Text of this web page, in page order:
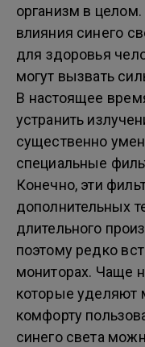
организм в
влияния синего
для здоровья
могут вызвать
В настоящее
устранить
существенно
специальные
Конечно, эти
дополнительных
длительного
поэтому редко
мониторах. Чаще
которые уделяют
комфорту
синего света